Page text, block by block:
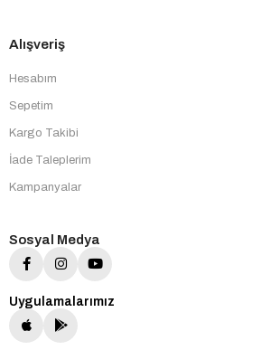
Alışveriş
Hesabım
Sepetim
Kargo Takibi
İade Taleplerim
Kampanyalar
Sosyal Medya
Uygulamalarımız